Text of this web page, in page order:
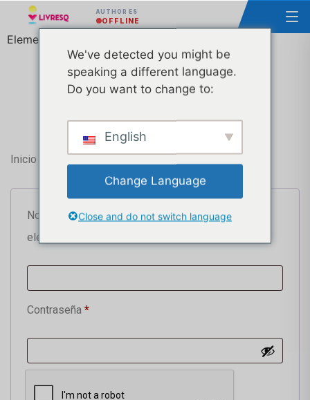
AUTHOR ES
OFFLINE
Elementor #412596
Todo lo que necesita para
empezar a crear cursos y
lecciones interactivos
Inicio de sesión
Nombre de usuario o dirección de correo
electrónico
Contraseña *
We've detected you might be
speaking a different language.
Do you want to change to:
English
Change Language
Close and do not switch language